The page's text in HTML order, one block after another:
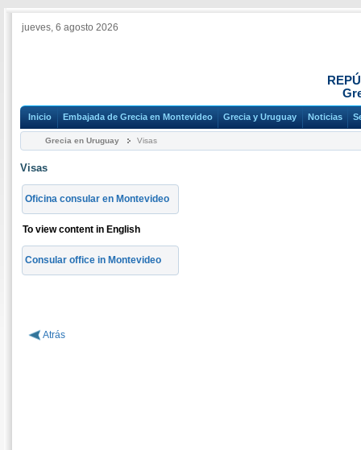
jueves, 6 agosto 2026
Inicio Embajada de Grecia en Montevideo Grecia y Uruguay Noticias
Grecia en Uruguay Visas
Visas
Oficina consular en Montevideo
To view content in English
Consular office in Montevideo
Atrás